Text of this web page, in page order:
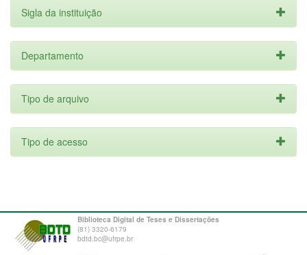
Sigla da instituição
Departamento
Tipo de arquivo
Tipo de acesso
Biblioteca Digital de Teses e Dissertações
(81) 3320-6179
bdtd.bc@ufrpe.br